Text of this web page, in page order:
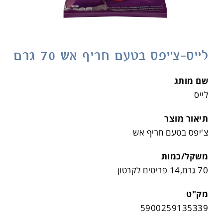
לייס-צ'יפס בטעם חריף אש 70 גרם
שם מותג
לייס
תיאור מוצר
צ'יפס בטעם חריף אש
משקל/כמות
70 גרם,14 פריטים לקרטון
מק"ט
5900259135339